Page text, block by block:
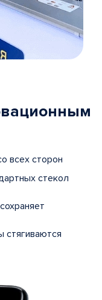
всех сторон
стекол
стягиваются